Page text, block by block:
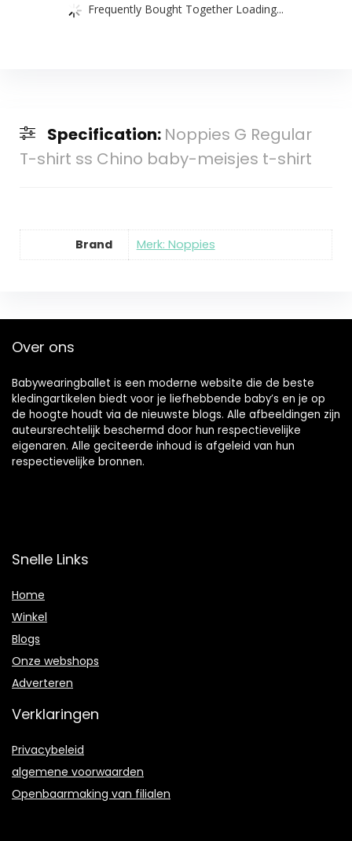
Frequently Bought Together Loading...
Specification: Noppies G Regular
T-shirt ss Chino baby-meisjes t-shirt
Brand Merk: Noppies
Over ons
Babywearingballet is een moderne website die de beste
kledingartikelen biedt voor je liefhebbende baby’s en je op
de hoogte houdt via de nieuwste blogs. Alle afbeeldingen zijn
auteursrechtelijk beschermd door hun respectievelijke
eigenaren. Alle geciteerde inhoud is afgeleid van hun
respectievelijke bronnen.
Snelle Links
Home
Winkel
Blogs
Onze webshops
Adverteren
Verklaringen
Privacybeleid
algemene voorwaarden
Openbaarmaking van filialen